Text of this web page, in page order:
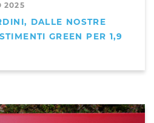
2025
DALLE NOSTRE
GREEN PER 1,9